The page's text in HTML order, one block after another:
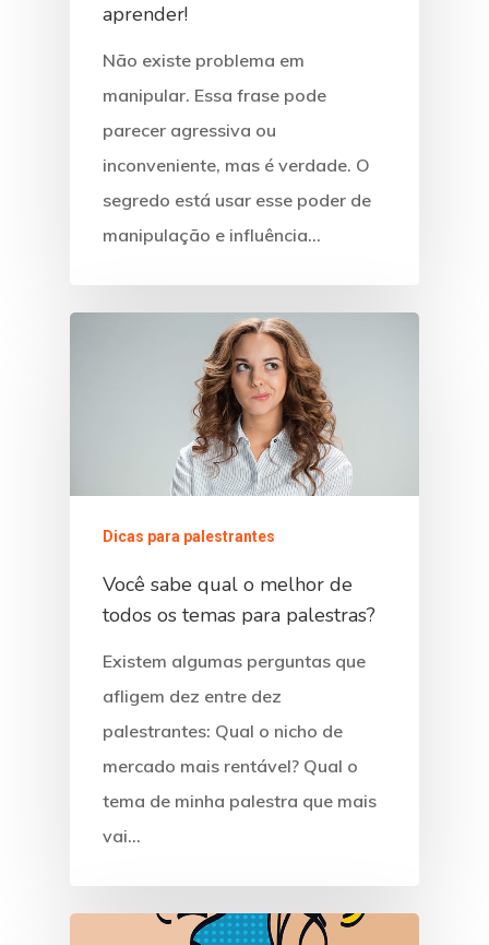
aprender!
Não existe problema em
manipular. Essa frase pode
parecer agressiva ou
inconveniente, mas é verdade. O
segredo está usar esse poder de
manipulação e influência…
Dicas para palestrantes
Você sabe qual o melhor de
todos os temas para palestras?
Existem algumas perguntas que
afligem dez entre dez
palestrantes: Qual o nicho de
mercado mais rentável? Qual o
tema de minha palestra que mais
vai…